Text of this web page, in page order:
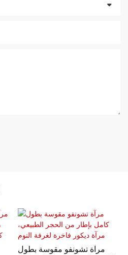
مرآة تشونفو مقوسة بطول